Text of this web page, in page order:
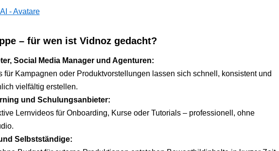
– für wen ist Vidnoz gedacht?
Social Media Manager und Agenturen:
für Kampagnen oder Produktvorstellungen lassen sich schnell, konsistent und
vielfältig erstellen.
und Schulungsanbieter:
Lernvideos für Onboarding, Kurse oder Tutorials – professionell, ohne
Selbstständige: